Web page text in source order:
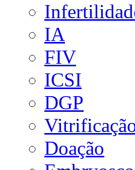
IA
FIV
ICSI
DGP
Doação